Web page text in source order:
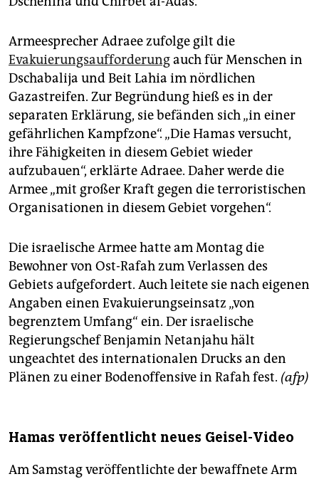
Armeesprecher Adraee zufolge gilt die
Evakuierungsaufforderungauch für Menschen in
Dschabalija und Beit Lahia im nördlichen
Gazastreifen. Zur Begründung hieß es in der
separaten Erklärung, sie befänden sich „in einer
gefährlichen Kampfzone“. „Die Hamas versucht,
ihre Fähigkeiten in diesem Gebiet wieder
aufzubauen“, erklärte Adraee. Daher werde die
Armee „mit großer Kraft gegen die terroristischen
Organisationen in diesem Gebiet vorgehen“.
Die israelische Armee hatte am Montag die
Bewohner von Ost-Rafah zum Verlassen des
Gebiets aufgefordert. Auch leitete sie nach eigenen
Angaben einen Evakuierungseinsatz „von
begrenztem Umfang“ ein. Der israelische
Regierungschef Benjamin Netanjahu hält
ungeachtet des internationalen Drucks an den
Plänen zu einer Bodenoffensive in Rafah fest. (afp)
Hamas veröffentlicht neues Geisel-Video
Am Samstag veröffentlichte der bewaffnete Arm